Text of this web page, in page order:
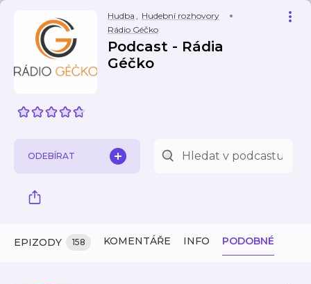
Hudba , Hudební rozhovory
Rádio Géčko
Podcast - Rádia
Géčko
ODEBÍRAT
EPIZODY 158 KOMENTÁŘE INFO PODOBNÉ